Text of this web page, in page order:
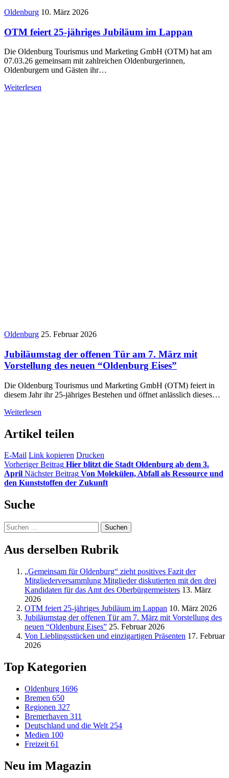
Oldenburg 10. März 2026
OTM feiert 25-jähriges Jubiläum im Lappan
Die Oldenburg Tourismus und Marketing GmbH (OTM) hat am
07.03.26 gemeinsam mit zahlreichen Oldenburgerinnen,
Oldenburgern und Gästen ihr…
Weiterlesen
Oldenburg 25. Februar 2026
Jubiläumstag der offenen Tür am 7. März mit
Vorstellung des neuen “Oldenburg Eises”
Die Oldenburg Tourismus und Marketing GmbH (OTM) feiert in
diesem Jahr ihr 25-jähriges Bestehen und öffnet anlässlich dieses…
Weiterlesen
Artikel teilen
E-Mail Link kopieren Drucken
Vorheriger Beitrag Hier blitzt die Stadt Oldenburg ab dem 3.
April Nächster Beitrag Von Molekülen, Abfall als Ressource und
den Kunststoffen der Zukunft
Suche
Suchen
nach:
Aus derselben Rubrik
„Gemeinsam für Oldenburg“ zieht positives Fazit der
Mitgliederversammlung Mitglieder diskutierten mit den drei
Kandidaten für das Amt des Oberbürgermeisters 13. März
2026
OTM feiert 25-jähriges Jubiläum im Lappan 10. März 2026
Jubiläumstag der offenen Tür am 7. März mit Vorstellung des
neuen “Oldenburg Eises” 25. Februar 2026
Von Lieblingsstücken und einzigartigen Präsenten 17. Februar
2026
Top Kategorien
Oldenburg 1696
Bremen 650
Regionen 327
Bremerhaven 311
Deutschland und die Welt 254
Medien 100
Freizeit 61
Neu im Magazin